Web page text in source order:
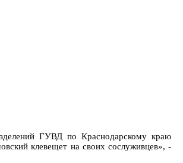
ГУВД по Краснодарскому краю
клевещет на своих сослуживцев», -